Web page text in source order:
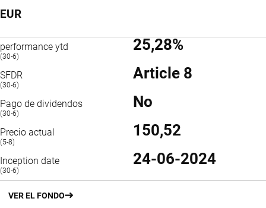
EUR
performance ytd
(30-6)
25,28%
SFDR
(30-6)
Article 8
Pago de dividendos
(30-6)
No
Precio actual
(5-8)
150,52
Inception date
(30-6)
24-06-2024
VER EL FONDO